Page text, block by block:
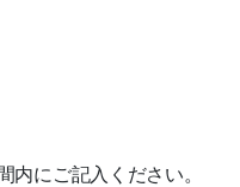
にご記入ください。